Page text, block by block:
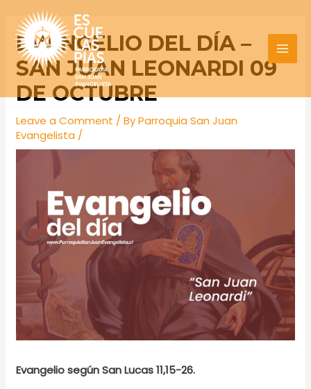
content
EVANGELIO DEL DÍA –
SAN JUAN LEONARDI 09
DE OCTUBRE
Leave a Comment / ByParroquia San Juan
Evangelista /
Evangelio según San Lucas 11,15-26.
Post
navigation